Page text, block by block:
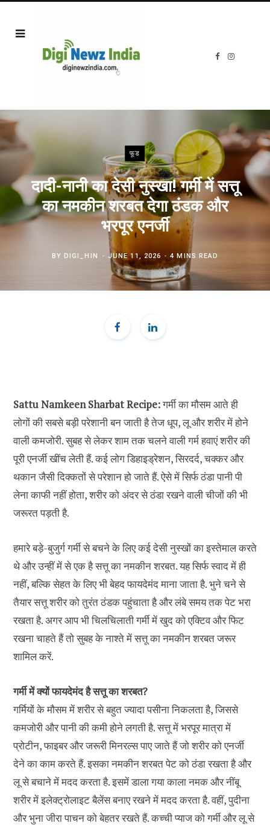
F
k
I
a
फूड
दादी-नानी का देसी नुस्खा! गर्मी में सत्तू
का नमकीन शरबत देगा ठंडक और
भरपूर एनर्जी
BY DIGI_HIN JUNE 11, 2026 4 MINS READ
Sattu Namkeen Sharbat Recipe:गर्मी का मौसम आते ही
लोगों की सबसे बड़ी परेशानी बन जाती है तेज धूप, लू और शरीर में होने
वाली कमजोरी. सुबह से लेकर शाम तक चलने वाली गर्म हवाएं शरीर की
पूरी एनर्जी खींच लेती हैं. कई लोग डिहाइड्रेशन, सिरदर्द, चक्कर और
थकान जैसी दिक्कतों से परेशान हो जाते हैं. ऐसे में सिर्फ ठंडा पानी पी
लेना काफी नहीं होता, शरीर को अंदर से ठंडा रखने वाली चीजों की भी
जरूरत पड़ती है.
हमारे बड़े-बुजुर्ग गर्मी से बचने के लिए कई देसी नुस्खों का इस्तेमाल करते
थे और उन्हीं में से एक है सत्तू का नमकीन शरबत. यह सिर्फ स्वाद में ही
नहीं, बल्कि सेहत के लिए भी बेहद फायदेमंद माना जाता है. भुने चने से
तैयार सत्तू शरीर को तुरंत ठंडक पहुंचाता है और लंबे समय तक पेट भरा
रखता है. अगर आप भी चिलचिलाती गर्मी में खुद को एक्टिव और फिट
रखना चाहते हैं तो सुबह के नाश्ते में सत्तू का नमकीन शरबत जरूर
शामिल करें.
गर्मी में क्यों फायदेमंद है सत्तू का शरबत?
गर्मियों के मौसम में शरीर से बहुत ज्यादा पसीना निकलता है, जिससे
कमजोरी और पानी की कमी होने लगती है. सत्तू में भरपूर मात्रा में
प्रोटीन, फाइबर और जरूरी मिनरल्स पाए जाते हैं जो शरीर को एनर्जी
देने का काम करते हैं. इसका नमकीन शरबत पेट को ठंडा रखता है और
लू से बचाने में मदद करता है. इसमें डाला गया काला नमक और नींबू
शरीर में इलेक्ट्रोलाइट बैलेंस बनाए रखने में मदद करता है. वहीं, पुदीना
और भुना जीरा पाचन को बेहतर रखते हैं. कच्ची प्याज को गर्मी और लू से